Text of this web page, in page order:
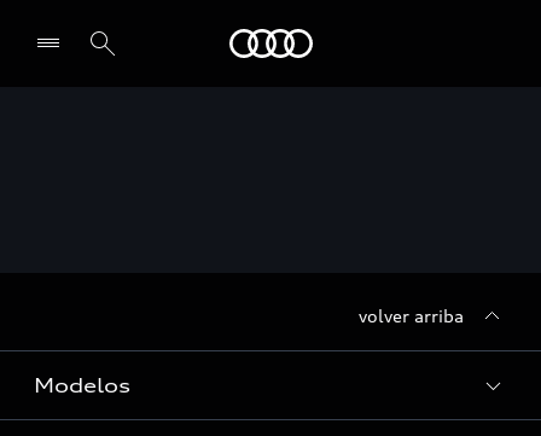
volver arriba
Modelos